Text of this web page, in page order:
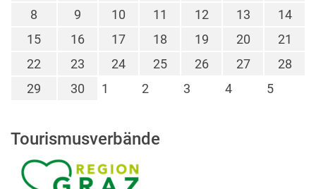
8
9 10 11 12 13
14
15
16 17 18 19 20
21
22
23 24 25 26 27
28
29
30 1 2 3 4 5
Tourismusverbände